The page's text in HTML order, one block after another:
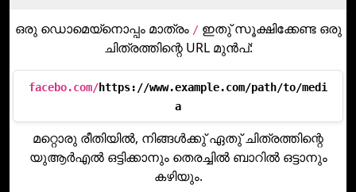
ഒരു ഡൊമെയ്നൊപ്പം മാത്രം /ഇതു് സൂക്ഷിക്കേണ്ട ഒരു
ചിത്രത്തിന്റെ URL മുന്‍പ്:
facebo.com/https://www.example.com/path/to/medi
a
മറ്റൊരു രീതിയില്‍, നിങ്ങള്‍ക്കു് ഏതു് ചിത്രത്തിന്റെ
യുആര്‍എല്‍ ഒട്ടിക്കാനും തെരച്ചില്‍ ബാറില്‍ ഒട്ടാനും
കഴിയും.